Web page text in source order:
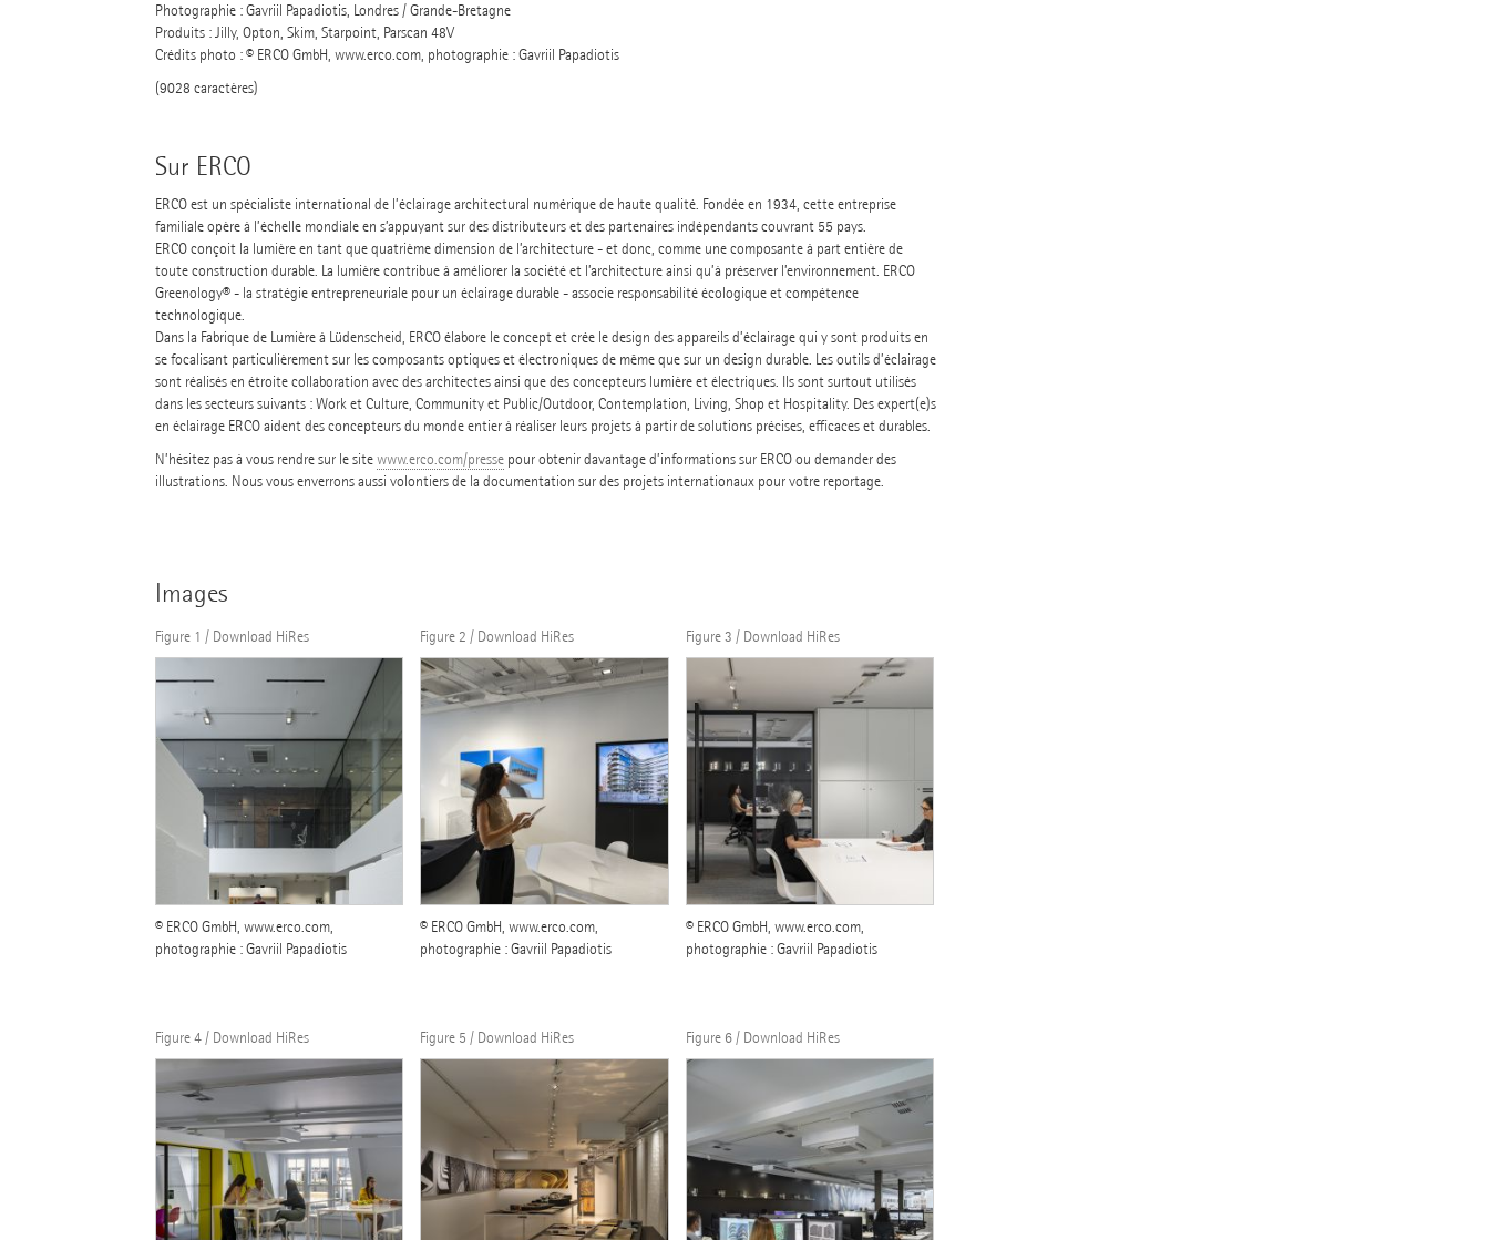
Photographie : Gavriil Papadiotis, Londres / Grande-Bretagne
Produits : Jilly, Opton, Skim, Starpoint, Parscan 48V
Crédits photo : © ERCO GmbH, www.erco.com, photographie : Gavriil Papadiotis
(9028 caractères)
Sur ERCO
ERCO est un spécialiste international de l’éclairage architectural numérique de haute qualité. Fondée en 1934, cette entreprise
familiale opère à l’échelle mondiale en s’appuyant sur des distributeurs et des partenaires indépendants couvrant 55 pays.
ERCO conçoit la lumière en tant que quatrième dimension de l’architecture - et donc, comme une composante à part entière de
toute construction durable. La lumière contribue à améliorer la société et l’architecture ainsi qu’à préserver l’environnement. ERCO
Greenology® - la stratégie entrepreneuriale pour un éclairage durable - associe responsabilité écologique et compétence
technologique.
Dans la Fabrique de Lumière à Lüdenscheid, ERCO élabore le concept et crée le design des appareils d’éclairage qui y sont produits en
se focalisant particulièrement sur les composants optiques et électroniques de même que sur un design durable. Les outils d’éclairage
sont réalisés en étroite collaboration avec des architectes ainsi que des concepteurs lumière et électriques. Ils sont surtout utilisés
dans les secteurs suivants : Work et Culture, Community et Public/Outdoor, Contemplation, Living, Shop et Hospitality. Des expert(e)s
en éclairage ERCO aident des concepteurs du monde entier à réaliser leurs projets à partir de solutions précises, efficaces et durables.
N’hésitez pas à vous rendre sur le sitewww.erco.com/pressepour obtenir davantage d’informations sur ERCO ou demander des
illustrations. Nous vous enverrons aussi volontiers de la documentation sur des projets internationaux pour votre reportage.
Images
Figure 1 / Download HiRes
© ERCO GmbH, www.erco.com,
photographie : Gavriil Papadiotis
Figure 2 / Download HiRes
© ERCO GmbH, www.erco.com,
photographie : Gavriil Papadiotis
Figure 3 / Download HiRes
© ERCO GmbH, www.erco.com,
photographie : Gavriil Papadiotis
Figure 4 / Download HiRes Figure 5 / Download HiRes Figure 6 / Download HiRes